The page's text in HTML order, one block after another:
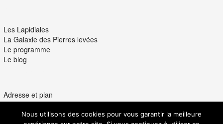
Les Lapidiales
La Galaxie des Pierres levées
Le programme
Le blog
Adresse et plan
Nous contacter
Ils parlent de nous
Nous utilisons des cookies pour vous garantir la meilleure